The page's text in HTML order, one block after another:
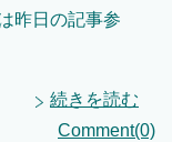
昨日の記事参
続きを読む
Comment(0)